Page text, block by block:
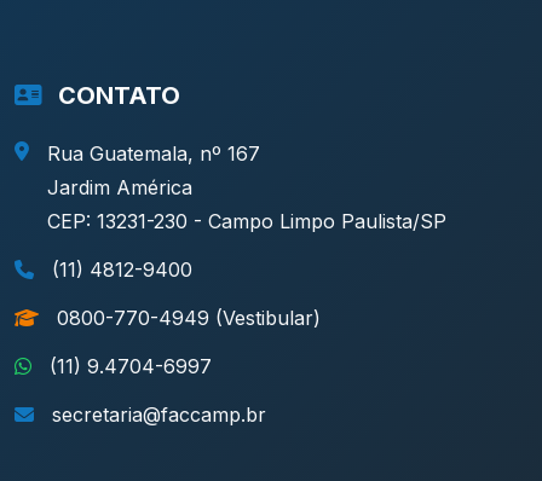
CONTATO
Rua Guatemala, nº 167
Jardim América
CEP: 13231-230 - Campo Limpo Paulista/SP
(11) 4812-9400
0800-770-4949 (Vestibular)
(11) 9.4704-6997
secretaria@faccamp.br